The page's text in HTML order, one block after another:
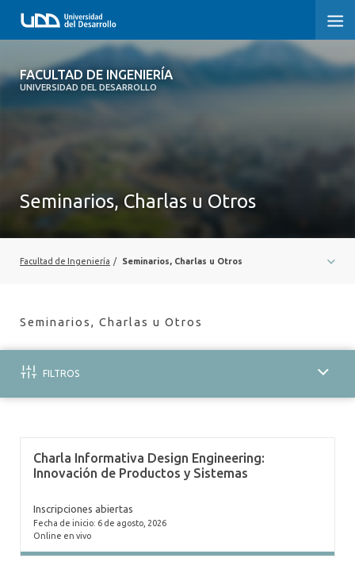
FACULTAD DE INGENIERÍA
UNIVERSIDAD DEL DESARROLLO
FACULTAD DE INGENIERÍA
VINCULACIÓN CON EL MEDIO
Seminarios, Charlas u Otros
Facultad de Ingeniería / Seminarios, Charlas u Otros
Seminarios, Charlas u Otros
FILTROS
Charla Informativa Design Engineering:
Innovación de Productos y Sistemas
Inscripciones abiertas
Fecha de inicio: 6 de agosto, 2026
Online en vivo